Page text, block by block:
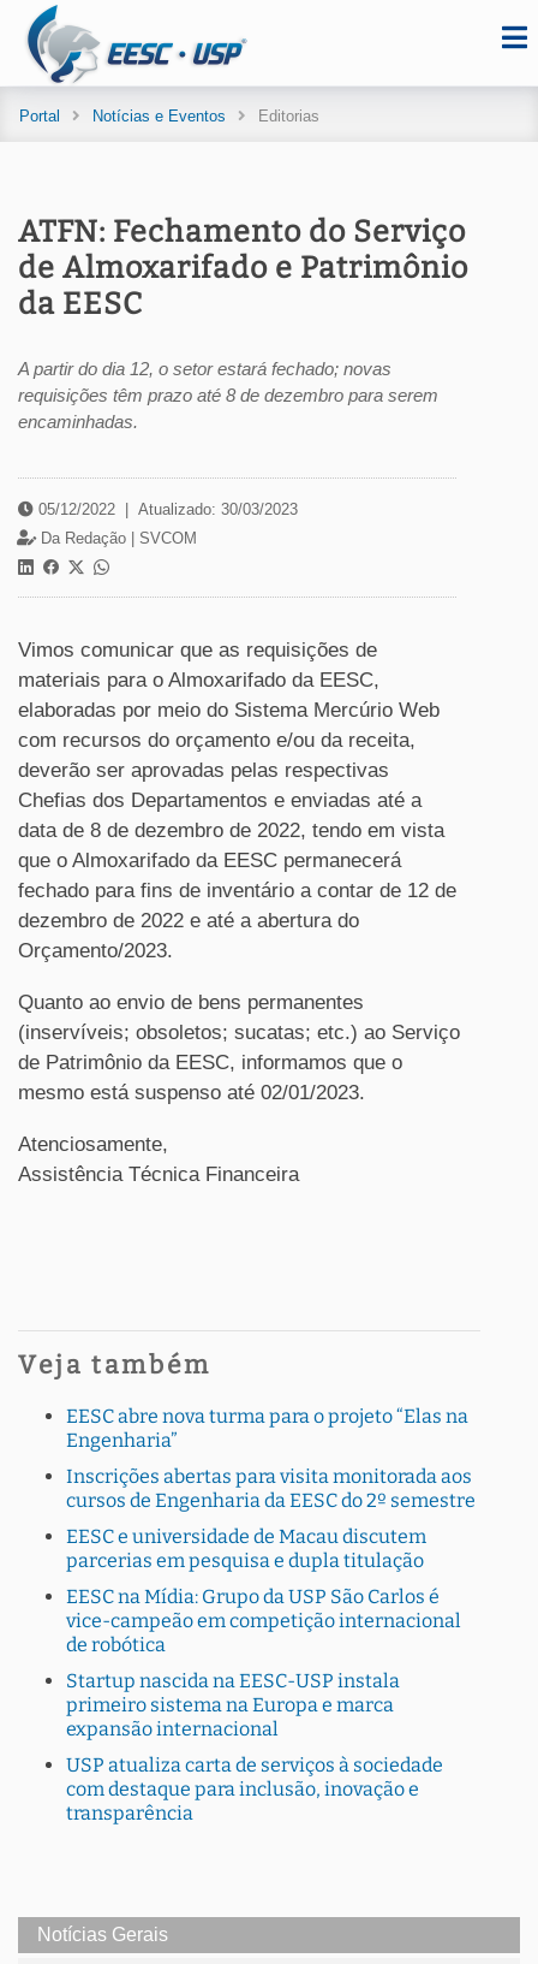
Portal Notícias e Eventos Editorias
ATFN: Fechamento do Serviço
de Almoxarifado e Patrimônio
da EESC
A partir do dia 12, o setor estará fechado; novas
requisições têm prazo até 8 de dezembro para serem
encaminhadas.
05/12/2022
Atualizado: 30/03/2023
Da Redação | SVCOM
Vimos comunicar que as requisições de
materiais para o Almoxarifado da EESC,
elaboradas por meio do Sistema Mercúrio Web
com recursos do orçamento e/ou da receita,
deverão ser aprovadas pelas respectivas
Chefias dos Departamentos e enviadas até a
data de 8 de dezembro de 2022, tendo em vista
que o Almoxarifado da EESC permanecerá
fechado para fins de inventário a contar de 12 de
dezembro de 2022 e até a abertura do
Orçamento/2023.
Quanto ao envio de bens permanentes
(inservíveis; obsoletos; sucatas; etc.) ao Serviço
de Patrimônio da EESC, informamos que o
mesmo está suspenso até 02/01/2023.
Atenciosamente,
Assistência Técnica Financeira
Veja também
EESC abre nova turma para o projeto “Elas na
Engenharia”
Inscrições abertas para visita monitorada aos
cursos de Engenharia da EESC do 2º semestre
EESC e universidade de Macau discutem
parcerias em pesquisa e dupla titulação
EESC na Mídia: Grupo da USP São Carlos é
vice-campeão em competição internacional
de robótica
Startup nascida na EESC-USP instala
primeiro sistema na Europa e marca
expansão internacional
USP atualiza carta de serviços à sociedade
com destaque para inclusão, inovação e
transparência
Notícias Gerais